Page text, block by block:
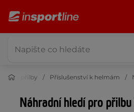
Moto přilby Příslušenství k helmám
Náhradní hledí pro přilbu